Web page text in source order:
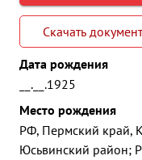
Скачать
Дата рождения
__.__.1925
Место рождения
РФ, Пермский край,
Юсьвинский район;